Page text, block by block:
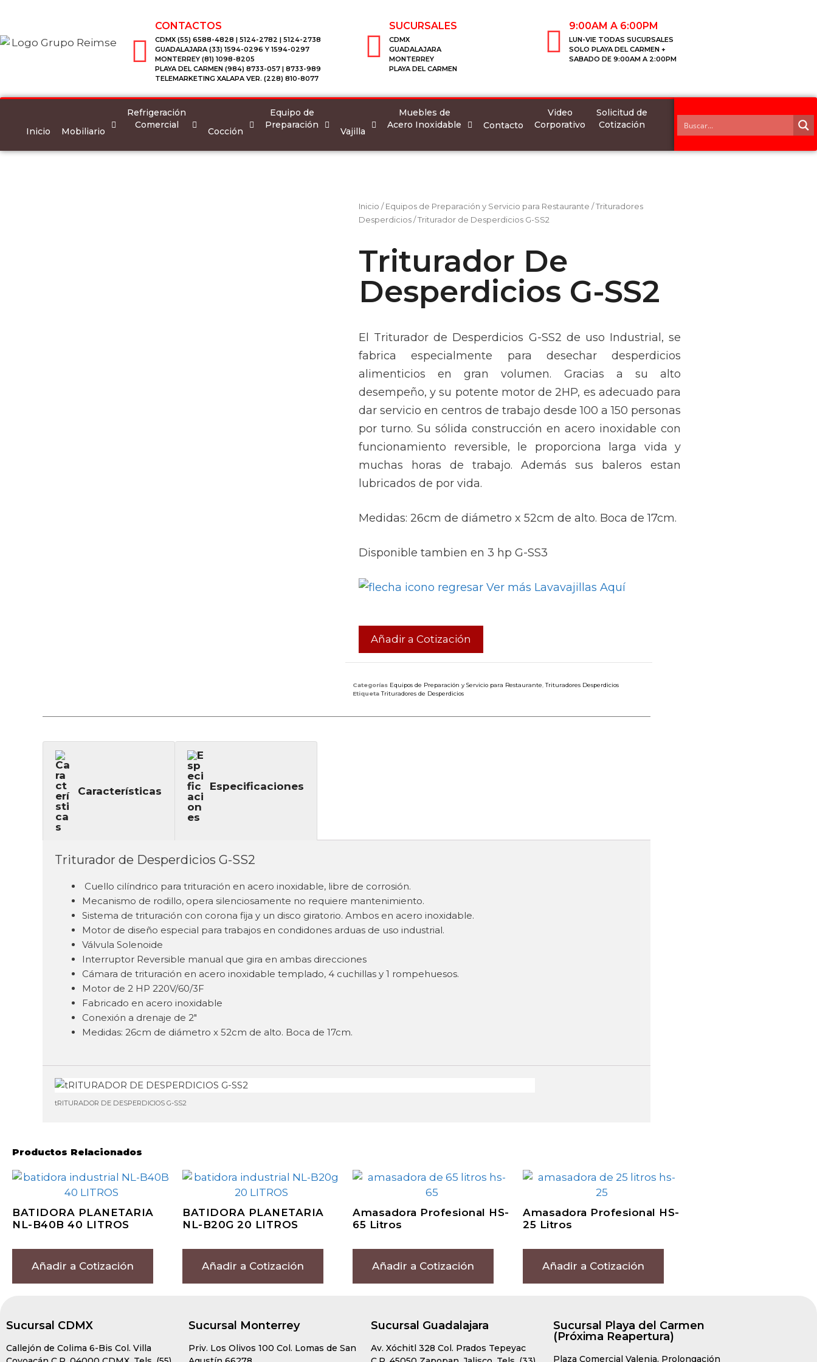
CONTACTOS
CDMX (55) 6588-4828 | 5124-2782 | 5124-2738
GUADALAJARA (33) 1594-0296 Y 1594-0297
MONTERREY (81) 1098-8205
PLAYA DEL CARMEN (984) 8733-057 | 8733-989
TELEMARKETING XALAPA VER. (228) 810-8077
SUCURSALES
CDMX
GUADALAJARA
MONTERREY
PLAYA DEL CARMEN
9:00AM A 6:00PM
LUN-VIE TODAS SUCURSALES
SOLO PLAYA DEL CARMEN +
SABADO DE 9:00AM A 2:00PM
Inicio Mobiliario
Refrigeración
Comercial
Cocción
Equipo de
Preparación
Vajilla
Muebles de
Acero Inoxidable
Contacto
Video
Corporativo
Solicitud de
Cotización
Inicio /Equipos de Preparación y Servicio para Restaurante /Trituradores
Desperdicios/ Triturador de Desperdicios G-SS2
Triturador De
Desperdicios G-SS2
El Triturador de Desperdicios G-SS2 de uso Industrial, se
fabrica especialmente para desechar desperdicios
alimenticios en gran volumen. Gracias a su alto
desempeño, y su potente motor de 2HP, es adecuado para
dar servicio en centros de trabajo desde 100 a 150 personas
por turno. Su sólida construcción en acero inoxidable con
funcionamiento reversible, le proporciona larga vida y
muchas horas de trabajo. Además sus baleros estan
lubricados de por vida.
Medidas: 26cm de diámetro x 52cm de alto. Boca de 17cm.
Disponible tambien en 3 hp G-SS3
Ver más Lavavajillas Aquí
Añadir a Cotización
Categorías Equipos de Preparación y Servicio para Restaurante ,Trituradores Desperdicios
Etiqueta Trituradores de Desperdicios
Características Especificaciones
Triturador de Desperdicios G-SS2
Cuello cilíndrico para trituración en acero inoxidable, libre de corrosión.
Mecanismo de rodillo, opera silenciosamente no requiere mantenimiento.
Sistema de trituración con corona fija y un disco giratorio. Ambos en acero inoxidable.
Motor de diseño especial para trabajos en condidones arduas de uso industrial.
Válvula Solenoide
Interruptor Reversible manual que gira en ambas direcciones
Cámara de trituración en acero inoxidable templado, 4 cuchillas y 1 rompehuesos.
Motor de 2 HP 220V/60/3F
Fabricado en acero inoxidable
Conexión a drenaje de 2″
Medidas: 26cm de diámetro x 52cm de alto. Boca de 17cm.
tRITURADOR DE DESPERDICIOS G-SS2
Productos Relacionados
BATIDORA PLANETARIA
NL-B40B 40 LITROS
Añadir a Cotización
BATIDORA PLANETARIA
NL-B20G 20 LITROS
Añadir a Cotización
Amasadora Profesional HS-
65 Litros
Añadir a Cotización
Amasadora Profesional HS-
25 Litros
Añadir a Cotización
Sucursal CDMX
Callejón de Colima 6-Bis Col. Villa
Sucursal Monterrey
Priv. Los Olivos 100 Col. Lomas de San
Sucursal Guadalajara
Av. Xóchitl 328 Col. Prados Tepeyac
Sucursal Playa del Carmen
(Próxima Reapertura)
Plaza Comercial Valenia, Prolongación